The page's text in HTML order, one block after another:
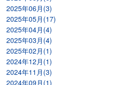
2025年06月(3)
2025年05月(17)
2025年04月(4)
2025年03月(4)
2025年02月(1)
2024年12月(1)
2024年11月(3)
2024年09月(1)